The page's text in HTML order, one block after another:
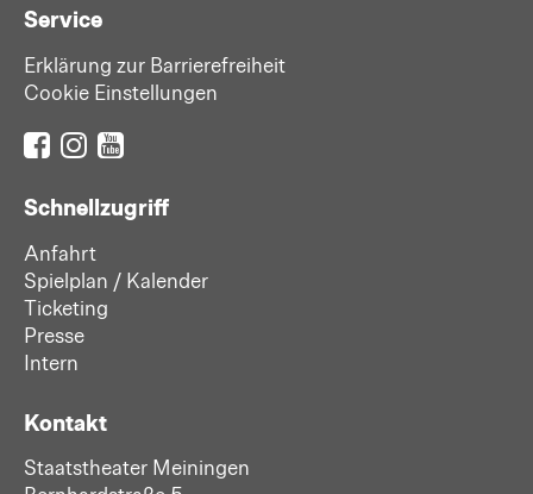
Service
Erklärung zur Barrierefreiheit
Cookie Einstellungen
Schnellzugriff
Anfahrt
Spielplan / Kalender
Ticketing
Presse
Intern
Kontakt
Staatstheater Meiningen